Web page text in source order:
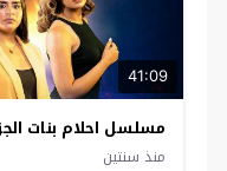
41:09
مسلسل احلام بنات الجزء
منذ سنتين